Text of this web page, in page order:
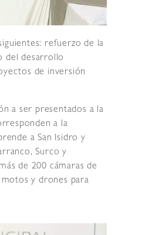
refuerzo de la
del desarrollo
de inversión
a ser presentados a la
a la
a San Isidro y
Surco y
de 200 cámaras de
motos y drones para